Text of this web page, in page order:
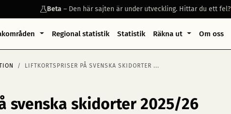
Beta– Den här sajten är under utveckling. Hittar du ett fel?
Regional statistik Statistik Räkna ut Om oss
LIFTKORTSPRISER PÅ SVENSKA SKIDORTER ...
svenska skidorter 2025/26